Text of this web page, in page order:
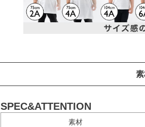
SPEC&ATTENTION
素材